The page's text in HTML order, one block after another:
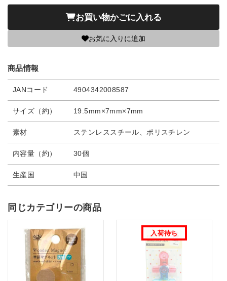
お買い物かごに入れる
お気に入りに追加
商品情報
JANコード 4904342008587
サイズ（約） 19.5mm×7mm×7mm
素材 ステンレススチール、ポリスチレン
内容量（約） 30個
生産国 中国
同じカテゴリーの商品